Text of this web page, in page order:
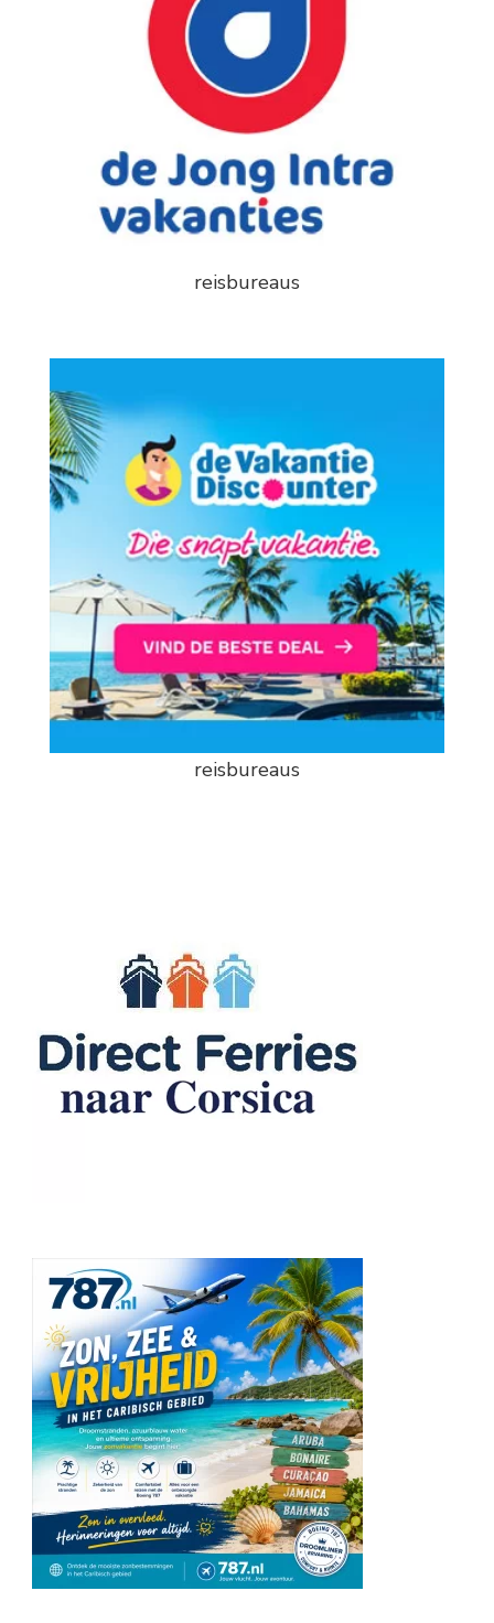
reisbureaus
reisbureaus